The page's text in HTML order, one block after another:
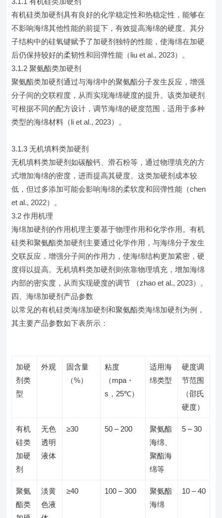
有机硅类加硬剂具有良好的化学稳定性和热稳定性，能够在
不影响海绵其他性能的前提下，有效提高海绵的硬度。其分
子结构中的硅氧键赋予了加硬剂独特的性能，使海绵在加硬
后仍保持较好的柔韧性和回弹性能（liu et al., 2023）。
3.1.2 聚氨酯类加硬剂
聚氨酯类加硬剂通过与海绵中的聚氨酯分子发生反应，增强
分子间的交联程度，从而实现海绵硬度的提升。该类加硬剂
可根据不同的配方设计，调节海绵的硬度范围，适用于多种
类型的海绵材料（li et al., 2023）。
3.1.3 无机填料类加硬剂
无机填料类加硬剂如碳酸钙、滑石粉等，通过物理填充的方
式增加海绵的密度，进而提高其硬度。这类加硬剂成本较
低，但过多添加可能会影响海绵的柔软度和回弹性能（chen
et al., 2022）。
3.2 作用机理
海绵加硬剂的作用机理主要基于物理作用和化学作用。有机
硅类和聚氨酯类加硬剂主要通过化学作用，与海绵分子发生
交联反应，增强分子间的作用力，使海绵结构更加紧密，硬
度得以提高。无机填料类加硬剂则依靠物理填充，增加海绵
内部的密实度，从而实现硬度的调节 （zhao et al., 2023）。
四、海绵加硬剂产品参数
以常见的有机硅类海绵加硬剂和聚氨酯类海绵加硬剂为例，
其主要产品参数如下表所示：
加硬
剂类
型
外观
固含量
（%）
粘度
（mpa・
s，25℃）
适用海
绵类型
硬度调
节范围
（邵氏
硬度）
有机
硅类
加硬
剂
无色
透明
液体
≥30 50 – 200
聚氨酯
海绵、
聚酯海
绵等
5 – 30
聚氨
酯类
淡黄
色液
≥40 100 – 300
聚氨酯
海绵
10 – 40